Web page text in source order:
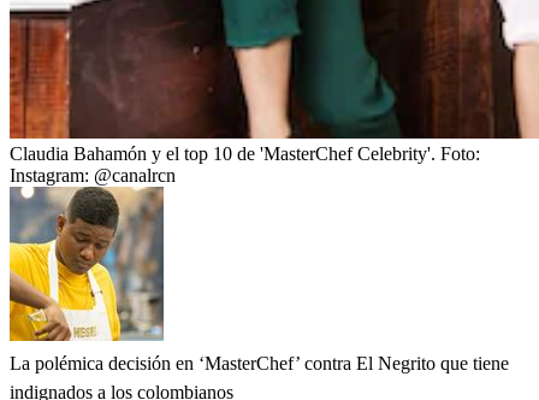
Claudia Bahamón y el top 10 de 'MasterChef Celebrity'. Foto:
Instagram: @canalrcn
La polémica decisión en ‘MasterChef’ contra El Negrito que tiene
indignados a los colombianos